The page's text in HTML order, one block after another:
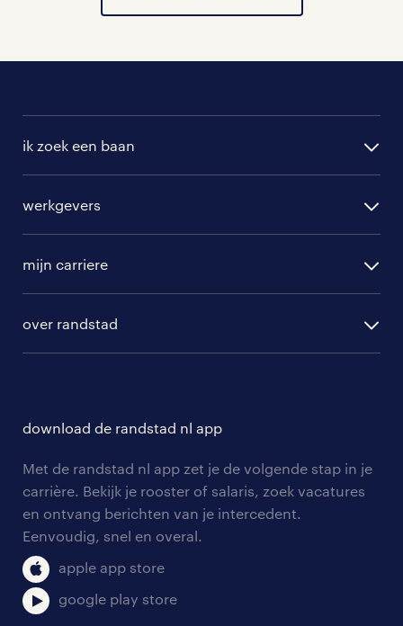
ik zoek een baan
randstad professional
randstad digital
werkgevers
hr-diensten
branches
tarieven
personeel gezocht
aanmelden nieuwsbrief
mijn carriere
blogs en artikelen
salarischecker
bruto-netto calculator
over randstad
onze vestigingen
pers
klachten en misstanden
download de randstad nl app
Met de randstad nl app zet je de volgende stap in je
carrière. Bekijk je rooster of salaris, zoek vacatures
en ontvang berichten van je intercedent.
Eenvoudig, snel en overal.
apple app store
google play store